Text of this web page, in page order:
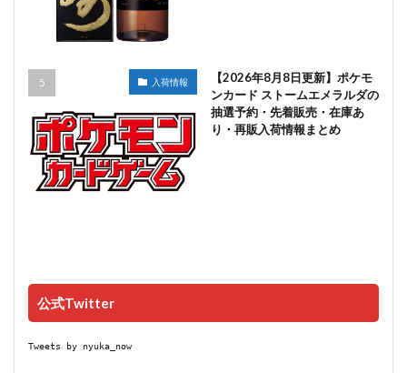
入荷情報
【2026年8月8日更新】ポケモ
ンカード ストームエメラルダの
抽選予約・先着販売・在庫あ
り・再販入荷情報まとめ
公式Twitter
Tweets by nyuka_now